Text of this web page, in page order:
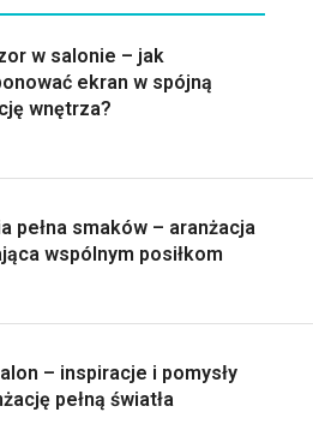
w salonie – jak
ekran w spójną
wnętrza?
pełna smaków – aranżacja
wspólnym posiłkom
– inspiracje i pomysły
pełną światła